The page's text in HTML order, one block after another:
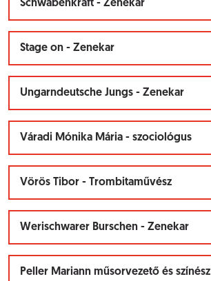
Schwabenkraft - Zenekar
Stage on - Zenekar
Ungarndeutsche Jungs - Zenekar
Váradi Mónika Mária - szociológus
Vörös Tibor - Trombitaművész
Werischwarer Burschen - Zenekar
Peller Mariann műsorvezető és színész